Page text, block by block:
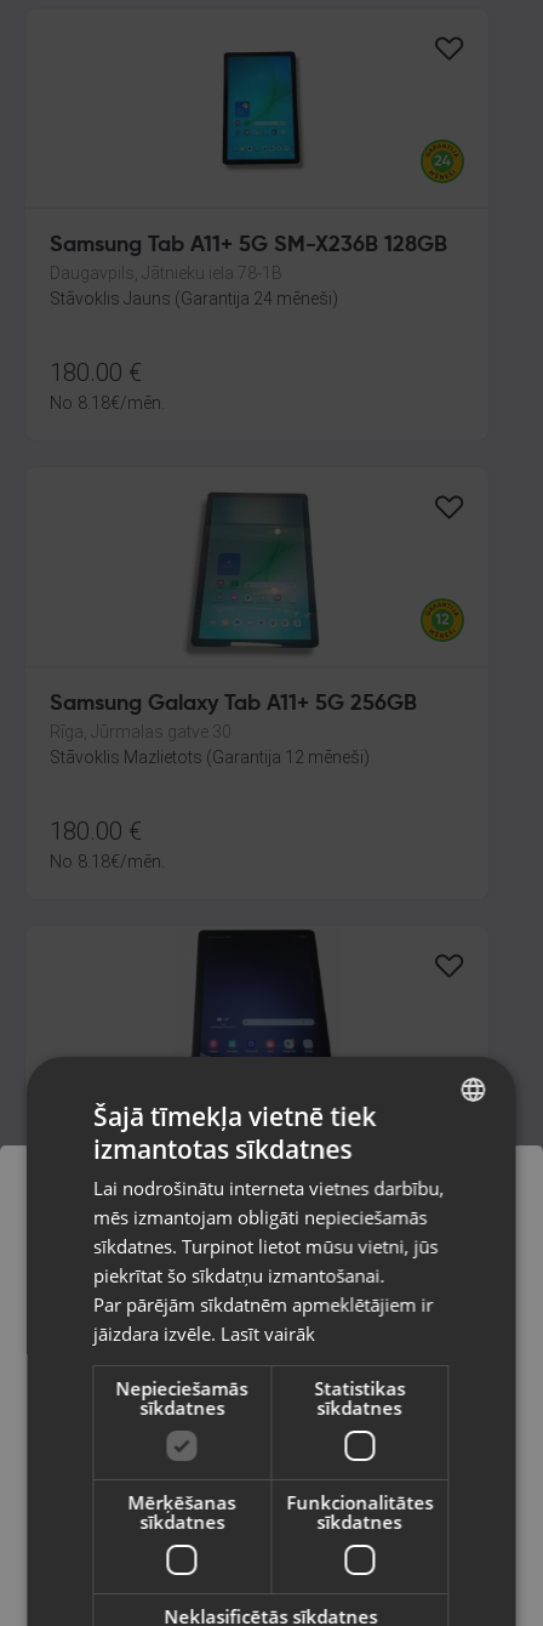
Samsung Tab A11+ 5G SM-X236B 128GB
Daugavpils, Jātnieku iela 78-1B
Stāvoklis Jauns (Garantija 24 mēneši)
180.00 €
No 8.18€/mēn.
Samsung Galaxy Tab A11+ 5G 256GB
Rīga, Jūrmalas gatve 30
Stāvoklis Mazlietots (Garantija 12 mēneši)
180.00 €
No 8.18€/mēn.
Samsung Galaxy Tab A9+ 5G (SM-X216B)
4GB/64GB
Rīga, Brīvības gatve 318-2
Stāvoklis Mazlietots (Garantija 12 mēneši)
160.00€
/mēn.
Samsung Galaxy Tab A9+ 5G (SM-X216B)
Pasūtījumi tiks piegādāti uz
izvēlēto valsti
Vietnes saturs būs attēlots izvēlētajā
valodā
Valsts
Latviešu / Latvian
RUSSIAN
Šajā tīmekļa vietnē tiek
izmantotas sīkdatnes
Lai nodrošinātu interneta vietnes darbību,
mēs izmantojam obligāti nepieciešamās
sīkdatnes. Turpinot lietot mūsu vietni, jūs
piekrītat šo sīkdatņu izmantošanai.
Par pārējām sīkdatnēm apmeklētājiem ir
jāizdara izvēle. Lasīt vairāk
Nepieciešamās
sīkdatnes
Statistikas
sīkdatnes
Mērķēšanas
sīkdatnes
Funkcionalitātes
sīkdatnes
Neklasificētās sīkdatnes